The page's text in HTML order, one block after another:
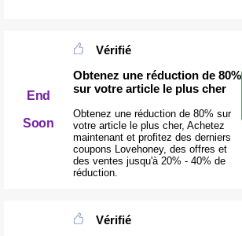
End
Soon
Vérifié
Obtenez une réduction de 80%
sur votre article le plus cher
Obtenez une réduction de 80% sur
votre article le plus cher, Achetez
maintenant et profitez des derniers
coupons Lovehoney, des offres et
des ventes jusqu'à 20% - 40% de
réduction.
Vérifié